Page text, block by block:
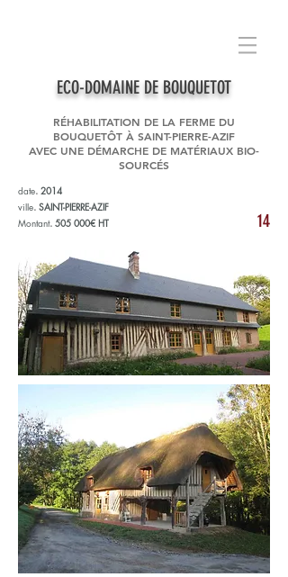
ECO-DOMAINE DE BOUQUETOT
RÉHABILITATION DE LA FERME DU
BOUQUETÔT À SAINT-PIERRE-AZIF
AVEC UNE DÉMARCHE DE MATÉRIAUX BIO-
SOURCÉS
date. 2014
ville. SAINT-PIERRE-AZIF
Montant. 505 000€ HT 14